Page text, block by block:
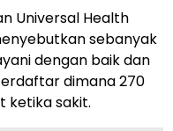
Universal Health
sebanyak
dengan baik dan
dimana 270
ketika sakit.